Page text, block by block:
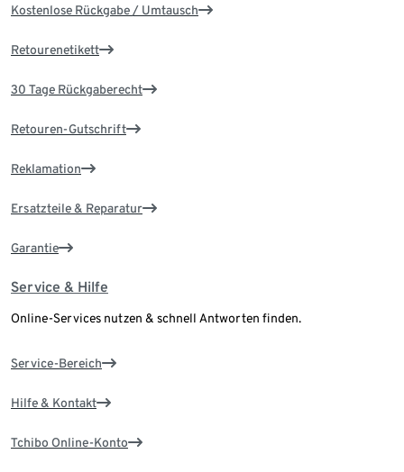
Kostenlose Rückgabe / Umtausch
Retourenetikett
30 Tage Rückgaberecht
Retouren-Gutschrift
Reklamation
Ersatzteile & Reparatur
Garantie
Service & Hilfe
Online-Services nutzen & schnell Antworten finden.
Service-Bereich
Hilfe & Kontakt
Tchibo Online-Konto